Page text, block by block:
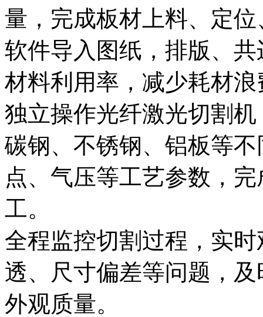
量，完成板材上料、定
软件导入图纸，排版、
材料利用率，减少耗材浪
独立操作光纤激光切割
碳钢、不锈钢、铝板等
点、气压等工艺参数，
工。
全程监控切割过程，实
透、尺寸偏差等问题，
外观质量。